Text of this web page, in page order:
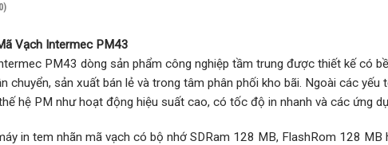
Vạch Intermec PM43
PM43 dòng sản phẩm công nghiệp tầm trung được thiết kế có
chuyển, sản xuất bán lẻ và trong tâm phân phối kho bãi. Ngoài các
hệ PM như hoạt động hiệu suất cao, có tốc độ in nhanh và các ứng
in tem nhãn mã vạch có bộ nhớ SDRam 128 MB, FlashRom 128